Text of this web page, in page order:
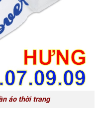
áo thời trang